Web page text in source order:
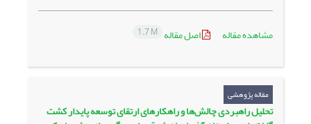
مشاهده مقاله اصل مقاله 1.7 M
مقاله پژوهشی
تحلیل راهبردی چالش‌ها و راهکارهای ارتقای توسعه پایدار کشت